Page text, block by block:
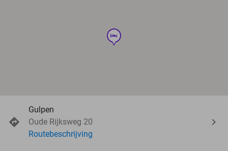
hotel
Gulpen
Oude Rijksweg 20
Routebeschrijving